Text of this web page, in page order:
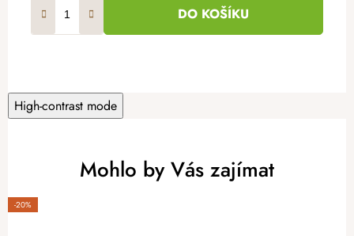
DO KOŠÍKU
High-contrast mode
Mohlo by Vás zajímat
-20%